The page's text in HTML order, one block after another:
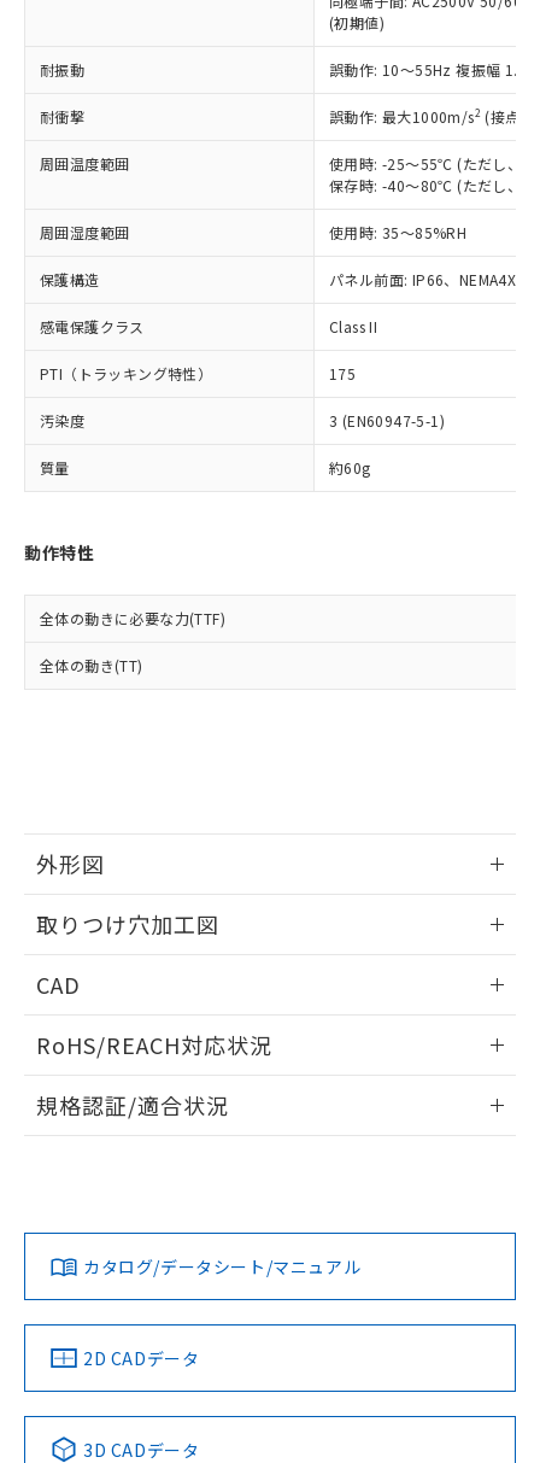
(初期値)
耐振動 誤動作: 10～55Hz 複振幅
耐衝撃 誤動作: 最大1000m/s2 (接点
周囲温度範囲
使用時: -25～55℃ (ただし、氷
保存時: -40～80℃ (ただし、氷
周囲湿度範囲 使用時: 35～85%RH
保護構造 パネル前面: IP66、NEMA4X,
感電保護クラス Class II
PTI（トラッキング特性） 175
汚染度 3 (EN60947-5-1)
質量 約60g
動作特性
全体の動きに必要な力(TTF)
全体の動き(TT)
外形図
取りつけ穴加工図
CAD
ドすることができます。
ログイン/会員登録
ダウンロードデータをご利用いただく前に、以下を必ずお読
みください。
ソフトウェアの使用条件
RoHS/REACH対応状況
EU RoHS 注意事項・凡例
対応済み
中国 RoHS 注意事項・凡例
規格認証/適合状況
LR型式承認
（イギリス
船舶規格）
DNV型式承認
（ノルウェー
BV型式承認
（フランス
KR型式
（韓国
No No No No
カタログ/データシート/マニュアル
2D CADデータ
3D CADデータ
在庫状況および標準価格照会結果は、
記載している更新日時点での社内デー
タに基づき作成されるものであり、閲
覧された時点での実際の在庫および標
準価格とは異なる場合があることをご
正式な納期状況および標準価格はお客
様のお取引先、またはお客様担当のオ
ムロン制御機器販売店・当社販売員に
オムロン制御機器販売店や当社販売拠
販売ネットワーク
」をご確認
在庫状況および標準価格結果を当社の
事前の承諾なく第三者に漏洩または開
示しないようお願いします。
マイパーツ機能（部品リスト作成サー
ビス）をご利用いただくには、I-Web
メンバーズにご登録されている必要が
あります。
品・サービスに関するお客様との取
引・商談に必要な範囲で利用すること
※当社の共同利用者とは、
の共同利用に関して"
の「1.共同利
鉛(Pb) 1000ppm以下、 水銀(Hg) 1000ppm以下、 カド
類(PBB) 1000ppm以下、ポリ臭化ジフェニルエーテル類
(PBDE) 1000ppm以下、フタル酸ビス(2-エチルヘキシ
ル) (DEHP)(別名：DOP) 1000ppm以下、フタル酸ブチ
ルベンジル（BBP） 1000ppm以下、フタル酸ジブチル
（DBP） 1000ppm以下、フタル酸ジイソブチル
但し、RoHS指令で産業用監視および制御機器に対する
図的な使用がないことを確認しています。
部品在庫の切り替え状況などにより、予定
月が前後することがあります。
とができます。
EU RoHS指令（10物質）の非含有証明書
51物質の非含有証明書（当社基準）
荷製品に未対応品が混在することから備考
欄に対応日を記載しておりました。
既に当社にて対応品への在庫切替を完了
していることから、特段のことがない限
り、2022年1月12日より割愛しておりま
*中国RoHS10物質の基準値 (GB/T26572)：
Pb(鉛) :1000ppm、 Hg(水銀) : 1000ppm、 Cd(カドミウ
Cr(Ⅵ)(六価クロム) : 1000ppm、 PBBs(ポリ臭化ビフェ
ニル類) : 1000ppm、 PBDEs(ポリ臭化ジフェニルエーテ
ル類) : 1000ppm、
DBP(フタル酸ジブチル) : 1000ppm、 DIBP(フタル酸ジ
イソブチル) : 1000ppm、 BBP(フタル酸ブチルベンジ
DEHP(フタル酸ビス(2-エチルヘキシル)) : 1000ppm
「ｅ」：有害物質（10物質）のすべてが基
準値以下であることを示します。
「10」：通常の使用状況下において有害物
質が外部に漏えいし、環境に深刻な影響を
及ぼさない年数を意味します。
「－」：未確認です。当社販売部門へお問
（以下｢規制貨物等」という）を輸出
または国外への提供する場合は、日本
国政府の輸出許可(または役務取引許
可)を取得するなどの必要な手続きを
当社は規制貨物を破棄する場合は、完
全に破砕するなど、違法に輸出されな
いよう必要な手段を講じます。
当社は貴社製品を、核兵器、ミサイ
ル、化学兵器、生物兵器またはその他
武器並びにこれらの製造装置等に一切
当社は、貴社製品を第三者に販売する
場合は、上記1、2および3の内容を当
該第三者に通知します。また当社は、
販売先および販売に係わる関係者が違
法に輸出するおそれがある場合は、取
り引きをいたしません。
合意する
一定数以上の在庫あり
一定数には満たないが在庫あり
在庫なし(最新の在庫状況につ
いては、お客様のお取引先、ま
たはお客様担当のオムロン制御
機器販売店・当社販売員にご確
認ください)
受注生産機種、また在庫状況の
情報を公開していない機種